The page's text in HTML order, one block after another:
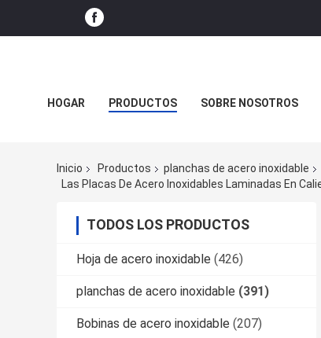
HOGAR PRODUCTOS SOBRE NOSOTROS
Inicio Productos
planchas de acero inoxidable
TODOS LOS PRODUCTOS
Hoja de acero inoxidable (426)
planchas de acero inoxidable (391)
Bobinas de acero inoxidable (207)